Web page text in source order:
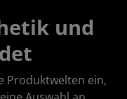
und
Produktwelten ein,